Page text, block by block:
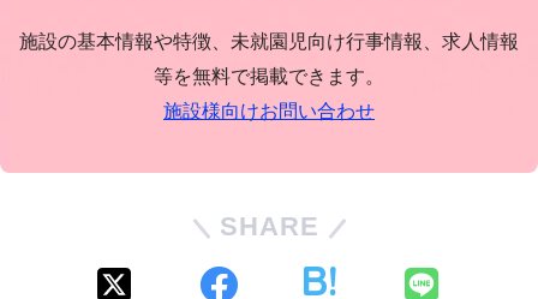
施設の基本情報や特徴、未就園児向け行事情報、求人情報
等を無料で掲載できます。
施設様向けお問い合わせ
SHARE